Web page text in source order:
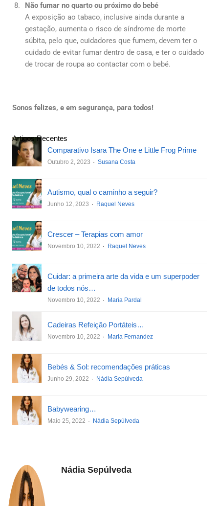
Não fumar no quarto ou próximo do bebé
A exposição ao tabaco, inclusive ainda durante a
gestação, aumenta o risco de síndrome de morte
súbita, pelo que, cuidadores que fumem, devem ter o
cuidado de evitar fumar dentro de casa, e ter o cuidado
de trocar de roupa ao contactar com o bebé.
Sonos felizes, e em segurança, para todos!
Artigos Recentes
Comparativo Isara The One e Little Frog Prime
Outubro 2, 2023 Susana Costa
Autismo, qual o caminho a seguir?
Junho 12, 2023 Raquel Neves
Crescer – Terapias com amor
Novembro 10, 2022 Raquel Neves
Cuidar: a primeira arte da vida e um superpoder
de todos nós…
Novembro 10, 2022 Maria Pardal
Cadeiras Refeição Portáteis…
Novembro 10, 2022 Maria Fernandez
Bebés & Sol: recomendações práticas
Junho 29, 2022 Nádia Sepúlveda
Babywearing…
Maio 25, 2022 Nádia Sepúlveda
Nádia Sepúlveda